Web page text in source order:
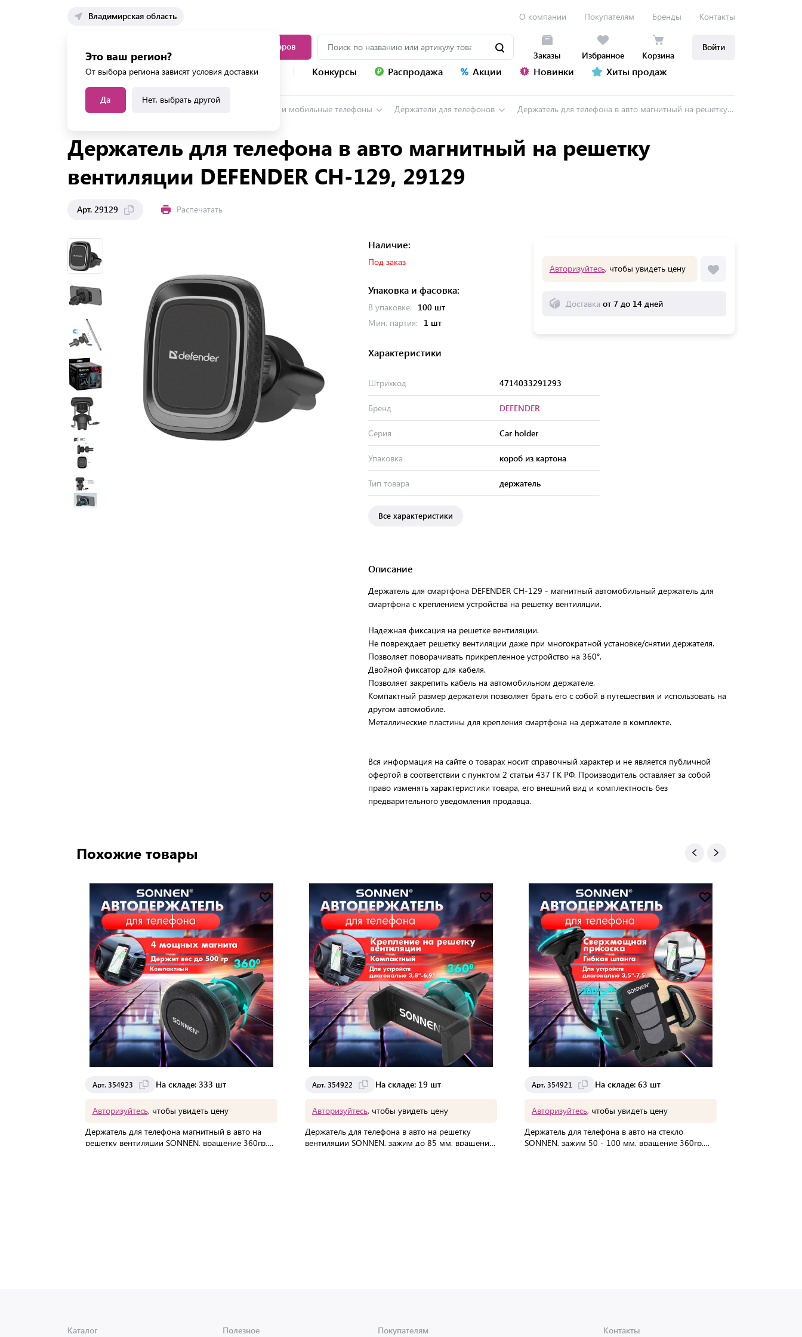
Владимирская область
Это ваш регион?
От выбора региона зависят условия доставки
Да Нет, выбрать другой
О компании Покупателям Бренды Контакты
Каталог товаров
Заказы Избранное Корзина
Войти
Каталог услуг Конкурсы Распродажа Акции Новинки Хиты продаж
Главная Каталог Смартфоны и мобильные телефоны Держатели для телефонов Держатель для телефона в авто магнитный на решетку вентиляции DEFENDER CH-129, 29129
Держатель для телефона в авто магнитный на решетку
вентиляции DEFENDER CH-129, 29129
Арт. 29129 Распечатать
Наличие:
Под заказ
Упаковка и фасовка:
В упаковке:
100 шт
Мин. партия:
1 шт
Авторизуйтесь, чтобы увидеть цену
Доставка от 7 до 14 дней
Характеристики
Штрихкод 4714033291293
Бренд DEFENDER
Серия Car holder
Упаковка короб из картона
Тип товара держатель
Все характеристики
Описание
Держатель для смартфона DEFENDER CH-129 - магнитный автомобильный держатель для
смартфона с креплением устройства на решетку вентиляции.
Надежная фиксация на решетке вентиляции.
Не повреждает решетку вентиляции даже при многократной установке/снятии держателя.
Позволяет поворачивать прикрепленное устройство на 360°.
Двойной фиксатор для кабеля.
Позволяет закрепить кабель на автомобильном держателе.
Компактный размер держателя позволяет брать его с собой в путешествия и использовать на
другом автомобиле.
Металлические пластины для крепления смартфона на держателе в комплекте.
Вся информация на сайте о товарах носит справочный характер и не является публичной
офертой в соответствии с пунктом 2 статьи 437 ГК РФ. Производитель оставляет за собой
право изменять характеристики товара, его внешний вид и комплектность без
предварительного уведомления продавца.
Похожие товары
Арт. 354923 На складе: 333 шт
Авторизуйтесь, чтобы увидеть цену
Держатель для телефона магнитный в авто на
решетку вентиляции SONNEN, вращение 360гр,
Арт. 354922 На складе: 19 шт
Авторизуйтесь, чтобы увидеть цену
Держатель для телефона в авто на решетку
вентиляции SONNEN, зажим до 85 мм, вращение
Арт. 354921 На складе: 63 шт
Авторизуйтесь, чтобы увидеть цену
Держатель для телефона в авто на стекло
SONNEN, зажим 50 - 100 мм, вращение 360гр,
Каталог Полезное Покупателям Контакты